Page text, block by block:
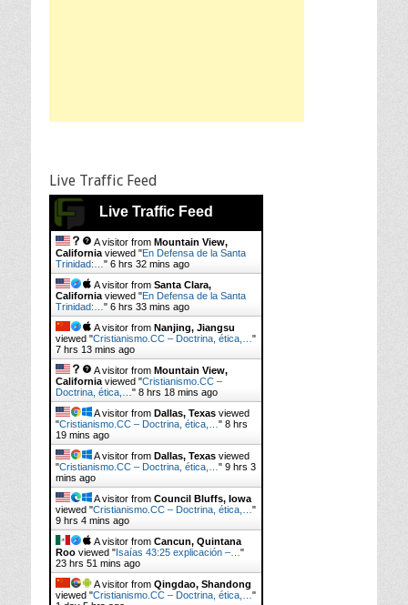
Live Traffic Feed
Live Traffic Feed
A visitor from Mountain View,
California viewed "En Defensa de la Santa
Trinidad:… " 6 hrs 32 mins ago
A visitor from Santa Clara,
California viewed "En Defensa de la Santa
Trinidad:… " 6 hrs 33 mins ago
A visitor from Nanjing, Jiangsu
viewed "Cristianismo.CC – Doctrina, ética,… "
7 hrs 13 mins ago
A visitor from Mountain View,
California viewed "Cristianismo.CC –
Doctrina, ética,… " 8 hrs 18 mins ago
A visitor from Dallas, Texas viewed
"Cristianismo.CC – Doctrina, ética,… " 8 hrs
19 mins ago
A visitor from Dallas, Texas viewed
"Cristianismo.CC – Doctrina, ética,… " 9 hrs 3
mins ago
A visitor from Council Bluffs, Iowa
viewed "Cristianismo.CC – Doctrina, ética,… "
9 hrs 4 mins ago
A visitor from Cancun, Quintana
Roo viewed "Isaías 43:25 explicación –… "
23 hrs 51 mins ago
A visitor from Qingdao, Shandong
viewed "Cristianismo.CC – Doctrina, ética,… "